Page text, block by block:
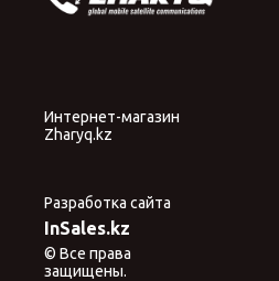
Интернет-магазин
Zharyq.kz
Разработка сайта
InSales.kz
© Все права
защищены.